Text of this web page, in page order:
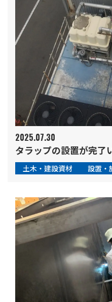
2025.07.30
タラップの設置が完了
土木・建設資材 設置・